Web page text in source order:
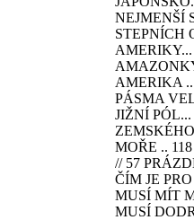
NEJMENŠÍ
STEPNÍCH
AMERIKA
PÁSMA
JIŽNÍ
MOŘE ..
// 57
ČÍM JE
MUSÍ MÍT
MUSÍ